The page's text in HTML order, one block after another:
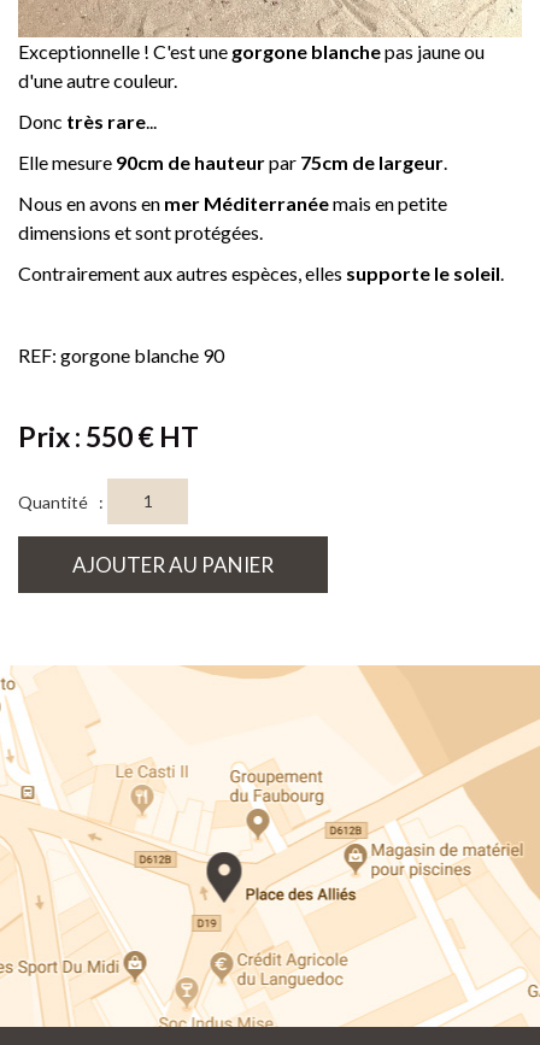
Exceptionnelle ! C'est une gorgone blanchepas jaune ou
d'une autre couleur.
Donc très rare
Elle mesure 90cm de hauteurpar 75cm de largeur
Nous en avons en mer Méditerranéemais en petite
dimensions et sont protégées.
Contrairement aux autres espèces, elles supporte le soleil
REF: gorgone blanche 90
Prix : 550 € HT
Quantité :
AJOUTER AU PANIER